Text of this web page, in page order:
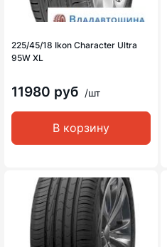
225/45/18 Ikon Character Ultra
95W XL
11980 руб /шт
В корзину